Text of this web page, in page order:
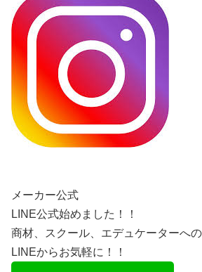
メーカー公式
LINE公式始めました！！
商材、スクール、エデュケーターへ
LINEからお気軽に！！